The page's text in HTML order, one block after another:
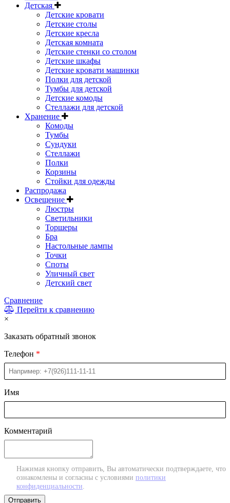
Детская
Детские кровати
Детские столы
Детские кресла
Детская комната
Детские стенки со столом
Детские шкафы
Детские кровати машинки
Полки для детской
Тумбы для детской
Детские комоды
Стеллажи для детской
Хранение
Комоды
Тумбы
Сундуки
Стеллажи
Полки
Корзины
Стойки для одежды
Распродажа
Освещение
Люстры
Светильники
Торшеры
Бра
Настольные лампы
Точки
Споты
Уличный свет
Детский свет
Сравнение
Перейти к сравнению
×
Заказать обратный звонок
Телефон
Имя
Комментарий
Нажимая кнопку отправить, Вы автоматически подтверждаете, что
ознакомлены и согласны с условиями политики
конфиденциальности